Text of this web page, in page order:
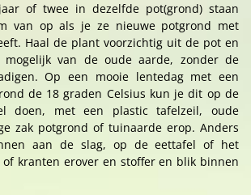
of twee in dezelfde pot(grond) staan
van op als je ze nieuwe potgrond met
Haal de plant voorzichtig uit de pot en
mogelijk van de oude aarde, zonder de
Op een mooie lentedag met een
de 18 graden Celsius kun je dit op de
doen, met een plastic tafelzeil, oude
zak potgrond of tuinaarde erop. Anders
aan de slag, op de eettafel of het
kranten erover en stoffer en blik binnen